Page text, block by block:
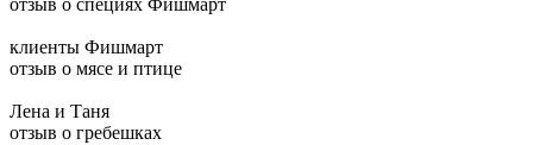
отзыв о специях Фишмарт
клиенты Фишмарт
отзыв о мясе и птице
Лена и Таня
отзыв о гребешках